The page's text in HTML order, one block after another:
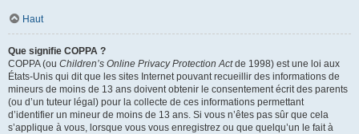
Haut
Que signifie COPPA ?
COPPA (ou Children’s Online Privacy Protection Actde 1998) est une loi aux
États-Unis qui dit que les sites Internet pouvant recueillir des informations de
mineurs de moins de 13 ans doivent obtenir le consentement écrit des parents
(ou d’un tuteur légal) pour la collecte de ces informations permettant
d’identifier un mineur de moins de 13 ans. Si vous n’êtes pas sûr que cela
s’applique à vous, lorsque vous vous enregistrez ou que quelqu’un le fait à